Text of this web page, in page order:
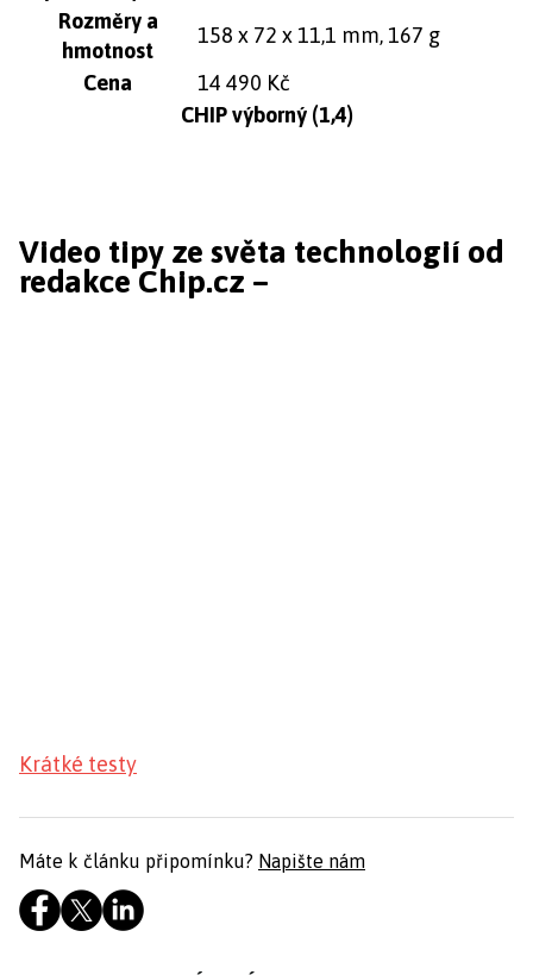
Rozměry a
hmotnost
158 x 72 x 11,1 mm, 167 g
Cena
14 490 Kč
CHIP výborný (1,4)
Video tipy ze světa technologií od
redakce Chip.cz –
Krátké testy
Máte k článku připomínku? Napište nám